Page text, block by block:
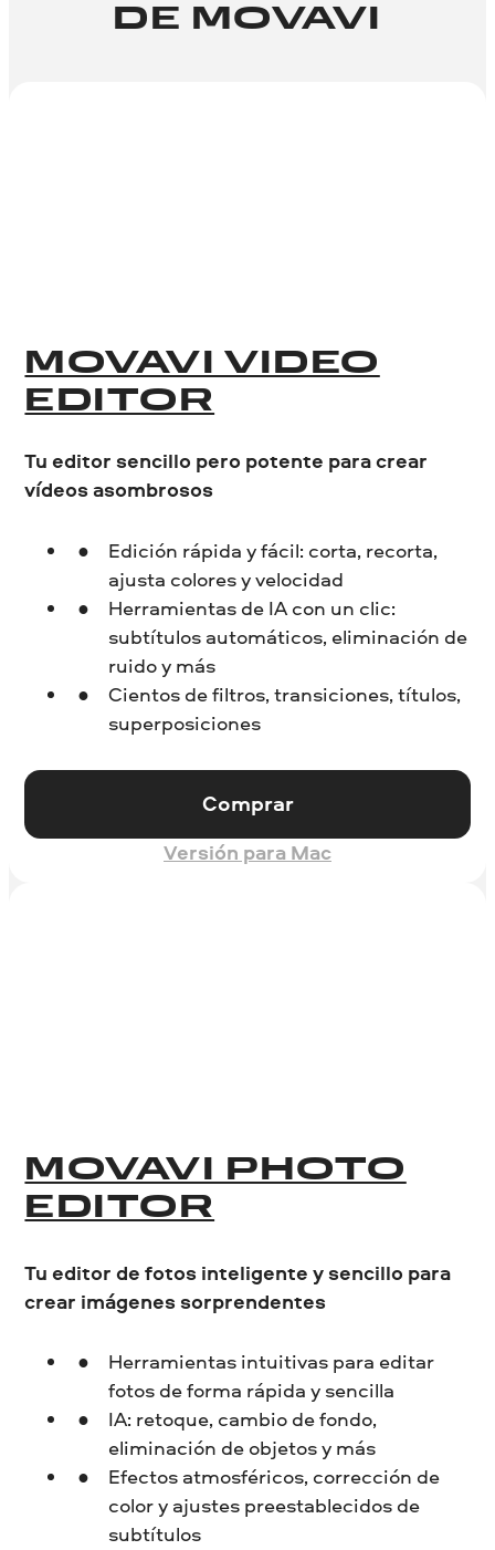
DE MOVAVI
MOVAVI VIDEO
EDITOR
Tu editor sencillo pero potente para crear
vídeos asombrosos
Edición rápida y fácil: corta, recorta,
ajusta colores y velocidad
Herramientas de IA con un clic:
subtítulos automáticos, eliminación de
ruido y más
Cientos de filtros, transiciones, títulos,
superposiciones
Comprar
Versión para Mac
MOVAVI PHOTO
EDITOR
Tu editor de fotos inteligente y sencillo para
crear imágenes sorprendentes
Herramientas intuitivas para editar
fotos de forma rápida y sencilla
IA: retoque, cambio de fondo,
eliminación de objetos y más
Efectos atmosféricos, corrección de
color y ajustes preestablecidos de
subtítulos